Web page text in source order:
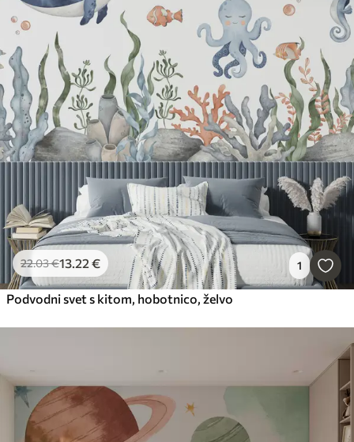
22.03€13.22 € 1
Podvodni svet s kitom, hobotnico, želvo